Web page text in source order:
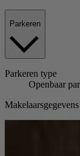
Parkeren
Parkeren type
Openbaar
Makelaarsgegevens